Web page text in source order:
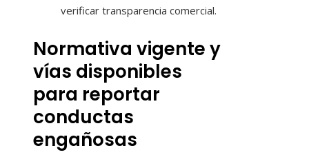
verificar transparencia comercial.
Normativa vigente y
vías disponibles
para reportar
conductas
engañosas